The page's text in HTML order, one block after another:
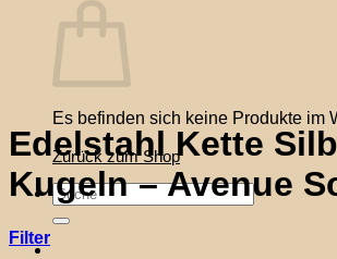
Es befinden sich keine Produkte im
Zurück zum Shop
Suche
nach:
Edelstahl Kette
Kugeln – Avenue
Filter